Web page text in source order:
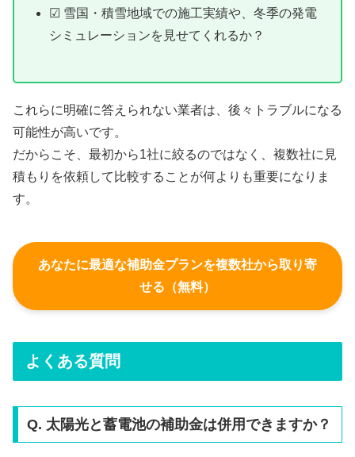
☑ 雪国・積雪地域での施工実績や、冬季の発電
シミュレーションを見せてくれるか？
これらに明確に答えられない業者は、後々トラブルになる
可能性が高いです。
だからこそ、最初から1社に絞るのではなく、複数社に見
積もりを依頼して比較することが何よりも重要になりま
す。
あなたに最適な補助金プランを複数社から取り寄
せる（無料）
よくある質問
Q. 太陽光と蓄電池の補助金は併用できますか？